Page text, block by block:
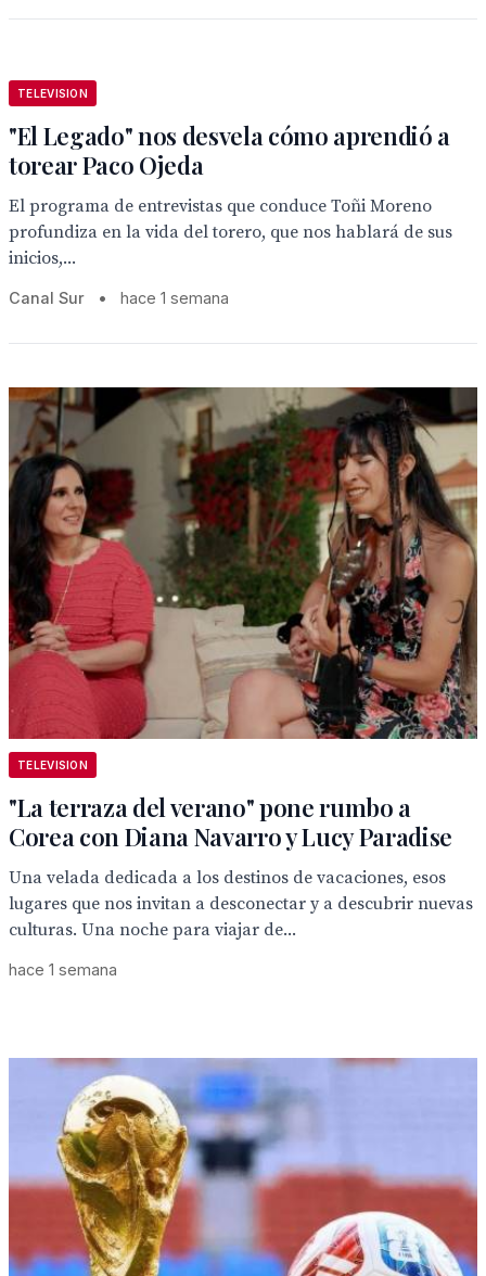
TELEVISION
"El Legado" nos desvela cómo aprendió a
torear Paco Ojeda
El programa de entrevistas que conduce Toñi Moreno
profundiza en la vida del torero, que nos hablará de sus
inicios,...
Canal Sur • hace 1 semana
TELEVISION
"La terraza del verano" pone rumbo a
Corea con Diana Navarro y Lucy Paradise
Una velada dedicada a los destinos de vacaciones, esos
lugares que nos invitan a desconectar y a descubrir nuevas
culturas. Una noche para viajar de...
hace 1 semana